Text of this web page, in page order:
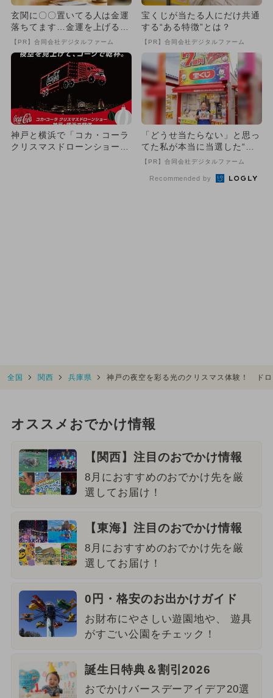
玄関に〇〇置いてる人は金運
落ちてます…金運を上げる方
法とは
【PR】合同会社デジタルファーム
宝くじが当たる人にだけ共通
する“ある特徴”とは？
【PR】合同会社デジタルファーム
神戸と横浜で「コカ・コーラ
クリスマスドローンショー20
「どうせ当たらない」と思っ
てた私が本当に当選した“買
い方”がこれ
【PR】合同会社デジタルファーム
Recommended by
全国 関西 兵庫県 神戸の夜空を彩る光のクリスマス体験！ ド
オススメおでかけ情報
【関西】注目のおでかけ情報
8月におすすめのおでかけ先を厳
選してお届け！
【東海】注目のおでかけ情報
8月におすすめのおでかけ先を厳
選してお届け！
0円・格安のお出かけガイド
お財布にやさしい遊園地や、 遊具
がすごい公園をチェック！
誕生日特典＆割引2026
おでかけバースデーアイデア20選